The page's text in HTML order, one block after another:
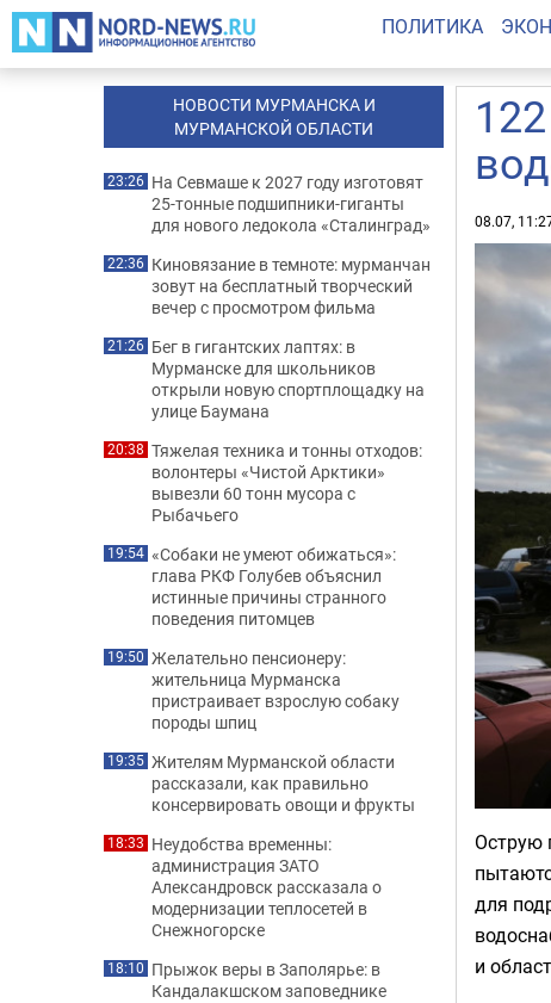
ПОЛИТИКА
08.07,
Острую
для
и
НОВОСТИ МУРМАНСКА И
МУРМАНСКОЙ ОБЛАСТИ
23:26 На Севмаше к 2027 году изготовят
25-тонные подшипники-гиганты
для нового ледокола «Сталинград»
22:36 Киновязание в темноте: мурманчан
зовут на бесплатный творческий
вечер с просмотром фильма
21:26 Бег в гигантских лаптях: в
Мурманске для школьников
открыли новую спортплощадку на
улице Баумана
20:38 Тяжелая техника и тонны отходов:
волонтеры «Чистой Арктики»
вывезли 60 тонн мусора с
Рыбачьего
19:54 «Собаки не умеют обижаться»:
глава РКФ Голубев объяснил
истинные причины странного
поведения питомцев
19:50 Желательно пенсионеру:
жительница Мурманска
пристраивает взрослую собаку
породы шпиц
19:35 Жителям Мурманской области
рассказали, как правильно
консервировать овощи и фрукты
18:33 Неудобства временны:
администрация ЗАТО
Александровск рассказала о
модернизации теплосетей в
Снежногорске
18:10 Прыжок веры в Заполярье: в
Кандалакшском заповеднике